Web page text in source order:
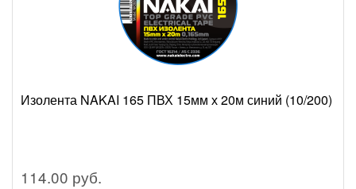
Изолента NAKAI 165 ПВХ 15мм х 20м синий (10/200)
114.00 руб.